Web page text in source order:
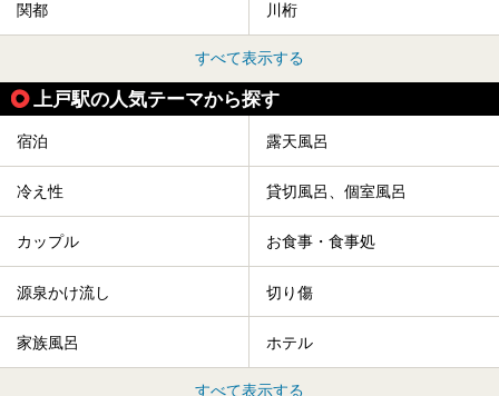
関都 川桁
すべて表示する
上戸駅の人気テーマから探す
宿泊 露天風呂
冷え性 貸切風呂、個室風呂
カップル お食事・食事処
源泉かけ流し 切り傷
家族風呂 ホテル
すべて表示する